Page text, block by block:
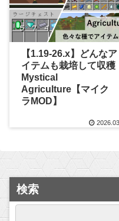
【1.19-26.x】どんなア
イテムも栽培して収穫
Mystical
Agriculture【マイク
ラMOD】
検索